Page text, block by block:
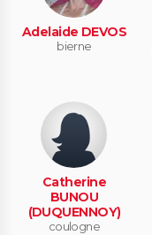
Adelaide DEVOS
bierne
Catherine
BUNOU
(DUQUENNOY)
coulogne